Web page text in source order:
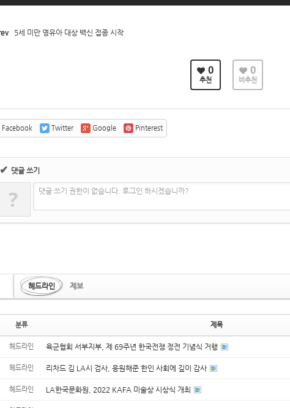
5세 미만 영유아 대상 백신 접종 시작
0
추천
0
비추천
Facebook Twitter Google Pinterest
댓글 쓰기
? 댓글 쓰기 권한이 없습니다. 로그인 하시겠습니까?
헤드라인
제보
분류 제목
헤드라인 육군협회 서부지부, 제 69주년 한국전쟁 정전 기념식 거행
헤드라인 리차드 김 LA시 검사, 응원해준 한인 사회에 깊이 감사
헤드라인 LA한국문화원, 2022 KAFA 미술상 시상식 개최